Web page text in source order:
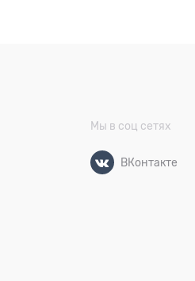
Мы в соц сетях
ВКонтакте